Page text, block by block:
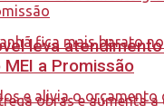
leva
a Promissão